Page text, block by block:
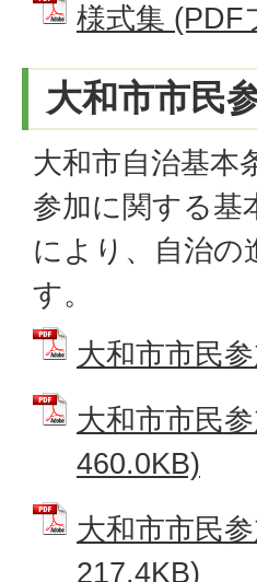
様式集 (PDF
大和市市民
大和市自治基本
参加に関する基
により、自治の
す。
大和市市民
大和市市民
460.0KB)
大和市市民
217.4KB)